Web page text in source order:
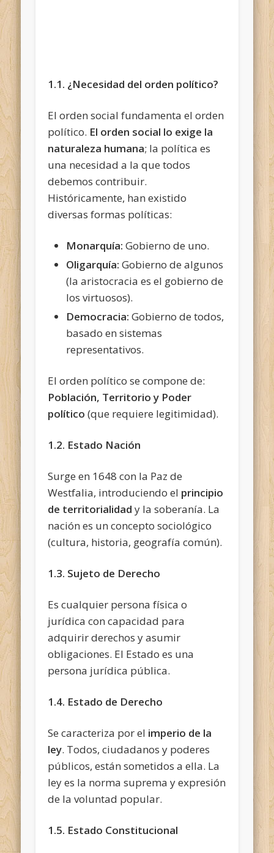
1.1. ¿Necesidad del orden político?
El orden social fundamenta el orden
político. El orden social lo exige la
naturaleza humana; la política es
una necesidad a la que todos
debemos contribuir.
Históricamente, han existido
diversas formas políticas:
Monarquía: Gobierno de uno.
Oligarquía: Gobierno de algunos
(la aristocracia es el gobierno de
los virtuosos).
Democracia: Gobierno de todos,
basado en sistemas
representativos.
El orden político se compone de:
Población, Territorio y Poder
político (que requiere legitimidad).
1.2. Estado Nación
Surge en 1648 con la Paz de
Westfalia, introduciendo el principio
de territorialidad y la soberanía. La
nación es un concepto sociológico
(cultura, historia, geografía común).
1.3. Sujeto de Derecho
Es cualquier persona física o
jurídica con capacidad para
adquirir derechos y asumir
obligaciones. El Estado es una
persona jurídica pública.
1.4. Estado de Derecho
Se caracteriza por el imperio de la
ley. Todos, ciudadanos y poderes
públicos, están sometidos a ella. La
ley es la norma suprema y expresión
de la voluntad popular.
1.5. Estado Constitucional